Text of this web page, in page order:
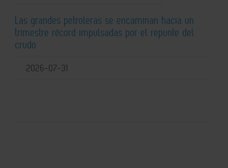
Las grandes petroleras se encaminan hacia un
trimestre récord impulsadas por el repunte del
crudo
2026-07-31